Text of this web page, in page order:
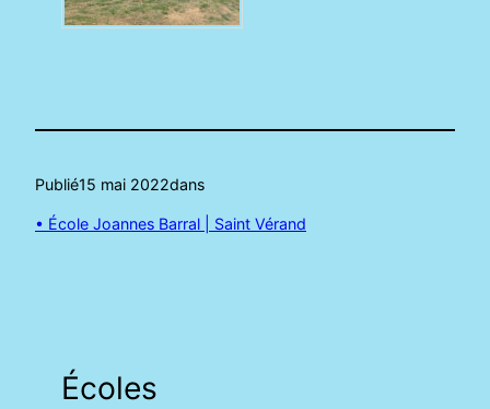
Publié15 mai 2022dans
• École Joannes Barral | Saint Vérand
Écoles